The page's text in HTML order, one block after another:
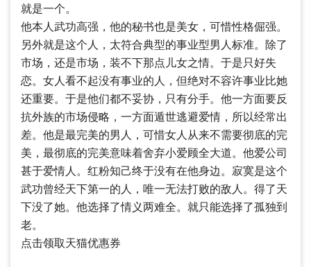
就是一个。
他本人武功高强，他的秘书也是美女，可惜性格倔强。
另外就是这个人，太符合典型的事业型男人标准。除了
市场，还是市场，装不下那点儿女之情。于是只好失
恋。女人看不起没有事业的人，但绝对不容许事业比她
还重要。于是他们都不妥协，只有分手。他一方面要反
抗外族的市场侵略，一方面遁世逃避爱情，所以经常出
差。他是最完美的男人，可惜女人从来不需要彻底的完
美，最彻底的完美意味着舍弃小爱顾全大道。他爱公司
甚于爱情人。红粉知己终于没有在他身边。寂寞是这个
武功曾经天下第一的人，唯一无法打败的敌人。得了天
下没了她。他选择了情义两难全。就只能选择了孤独到
老。
点击领取天猫优惠券